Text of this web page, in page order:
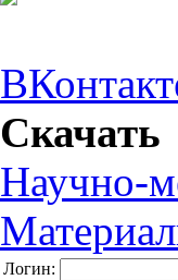
Скачать
Научно-
Логин: